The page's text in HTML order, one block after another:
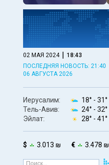
02 МАЯ 2024 | 18:43
ПОСЛЕДНЯЯ НОВОСТЬ: 21:40
06 АВГУСТА 2026
Иерусалим: 18° - 31°
Тель-Авив:
24° - 32°
Эйлат:
28° - 41°
$ 3.013 ₪ € 3.478 ₪